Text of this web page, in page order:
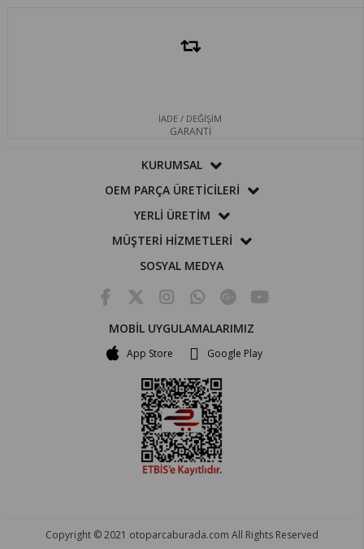
İADE / DEĞİŞİM
GARANTİ
KURUMSAL
OEM PARÇA ÜRETİCİLERİ
YERLİ ÜRETİM
MÜŞTERİ HİZMETLERİ
SOSYAL MEDYA
MOBİL UYGULAMALARIMIZ
App Store Google Play
Copyright © 2021 otoparcaburada.com All Rights Reserved